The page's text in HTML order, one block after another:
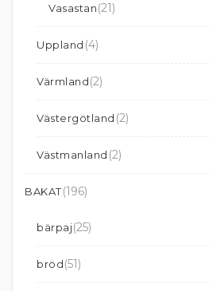
Vasastan(21)
Uppland (4)
Värmland(2)
Västergötland (2)
Västmanland (2)
BAKAT(196)
bärpaj(25)
bröd(51)